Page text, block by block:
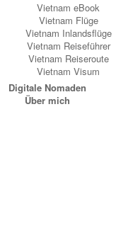
Vietnam eBook
Vietnam Flüge
Vietnam Inlandsflüge
Vietnam Reiseführer
Vietnam Reiseroute
Vietnam Visum
Digitale Nomaden
Über mich